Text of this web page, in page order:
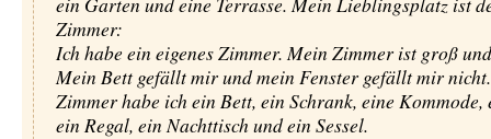
Zimmer:
Ich habe ein eigenes Zimmer. Mein Zimmer ist groß
Mein Bett gefällt mir und mein Fenster gefällt mir
Zimmer habe ich ein Bett, ein Schrank, eine Kommode,
ein Regal, ein Nachttisch und ein Sessel.